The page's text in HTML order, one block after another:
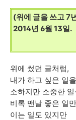
(위에 글을 쓰고 7
2014년 6월 13일.
위에 썼던 글처럼,
내가 하고 싶은 일
소하지만 소중한
비록 맨날 좋은 일
이는 일도 있지만